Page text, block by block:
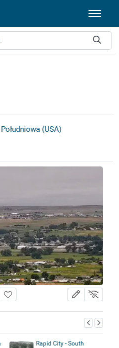
(USA)
Rapid City - South